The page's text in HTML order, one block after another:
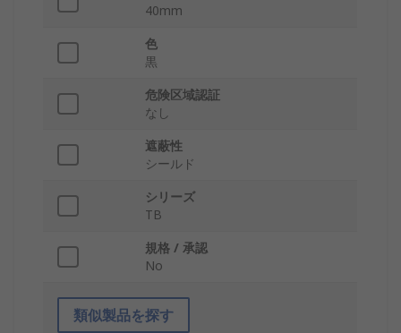
40mm
色
黒
危険区域認証
なし
遮蔽性
シールド
シリーズ
TB
規格 / 承認
No
類似製品を探す